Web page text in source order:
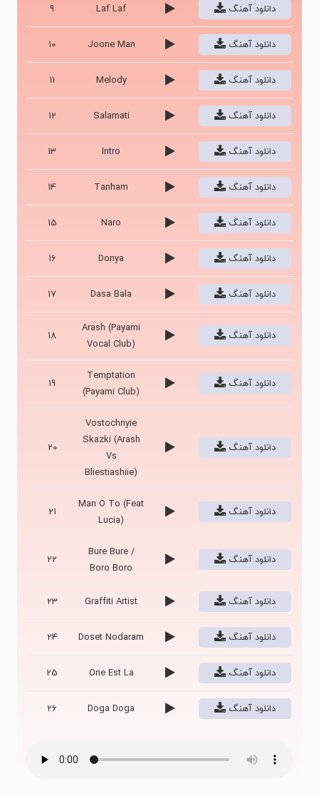
9 Laf Laf دانلود آهنگ
10 Joone Man دانلود آهنگ
11 Melody دانلود آهنگ
12 Salamati دانلود آهنگ
13 Intro دانلود آهنگ
14 Tanham دانلود آهنگ
15 Naro دانلود آهنگ
16 Donya دانلود آهنگ
17 Dasa Bala دانلود آهنگ
18
Arash (Payami
Vocal Club)
دانلود آهنگ
19
Temptation
(Payami Club)
دانلود آهنگ
20
Vostochnyie
Skazki (Arash
Vs
Bliestiashiie)
دانلود آهنگ
21
Man O To (Feat
Lucia)
دانلود آهنگ
22
Bure Bure /
Boro Boro
دانلود آهنگ
23 Graffiti Artist دانلود آهنگ
24 Doset Nodaram دانلود آهنگ
25 One Est La دانلود آهنگ
26 Doga Doga دانلود آهنگ